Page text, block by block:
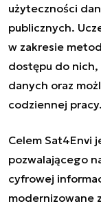
użyteczności
publicznych.
w zakresie
dostępu do nich,
danych oraz
codziennej pracy.
Celem Sat4Envi
pozwalającego
cyfrowej
modernizowane